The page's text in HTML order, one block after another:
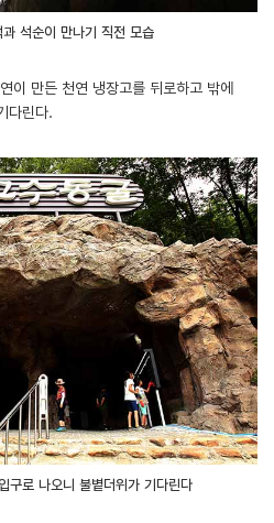
석순이 만나기 직전 모습
이 만든 천연 냉장고를 뒤로하고 밖에
다린다.
구로 나오니 불볕더위가 기다린다